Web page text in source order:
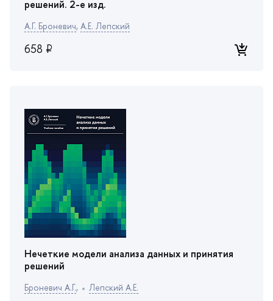
решений. 2-е изд.
А.Г. Броневич, А.Е. Лепский
658 ₽
Нечеткие модели анализа данных и принятия
решений
Броневич А.Г., Лепский А.Е.